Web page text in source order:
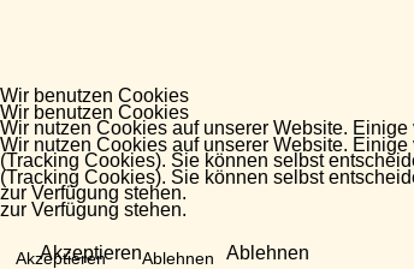
Wir benutzen Cookies
Wir nutzen Cookies auf unserer Website.
(Tracking Cookies). Sie können selbst
zur Verfügung stehen.
Akzeptieren Ablehnen
Wir benutzen Cookies
Wir nutzen Cookies auf unserer Website.
(Tracking Cookies). Sie können selbst
zur Verfügung stehen.
Akzeptieren Ablehnen